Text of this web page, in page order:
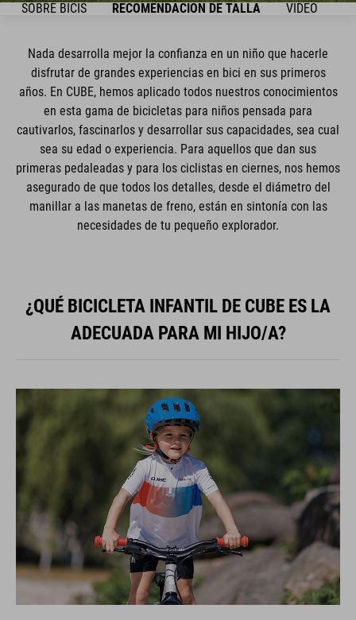
SOBRE BICIS RECOMENDACIÓN DE TALLA VIDEO
Nada desarrolla mejor la confianza en un niño que hacerle
disfrutar de grandes experiencias en bici en sus primeros
años. En CUBE, hemos aplicado todos nuestros conocimientos
en esta gama de bicicletas para niños pensada para
cautivarlos, fascinarlos y desarrollar sus capacidades, sea cual
sea su edad o experiencia. Para aquellos que dan sus
primeras pedaleadas y para los ciclistas en ciernes, nos hemos
asegurado de que todos los detalles, desde el diámetro del
manillar a las manetas de freno, están en sintonía con las
necesidades de tu pequeño explorador.
¿QUÉ BICICLETA INFANTIL DE CUBE ES LA
ADECUADA PARA MI HIJO/A?